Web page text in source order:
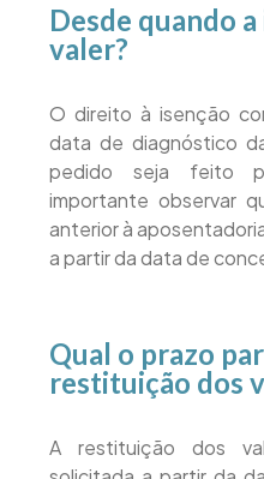
Desde quando a
valer?
O direito à isenção
data de diagnóstico
pedido seja feito
importante observar
anterior à
a partir da data de
Qual o prazo
restituição dos
A restituição dos